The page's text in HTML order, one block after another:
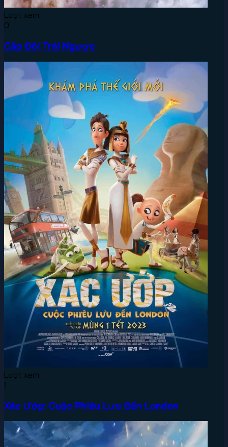
Lượt xem:
0
Cặp Đôi Trái Ngược
Lượt xem:
1
Xác Ướp: Cuộc Phiêu Lưu Đến London